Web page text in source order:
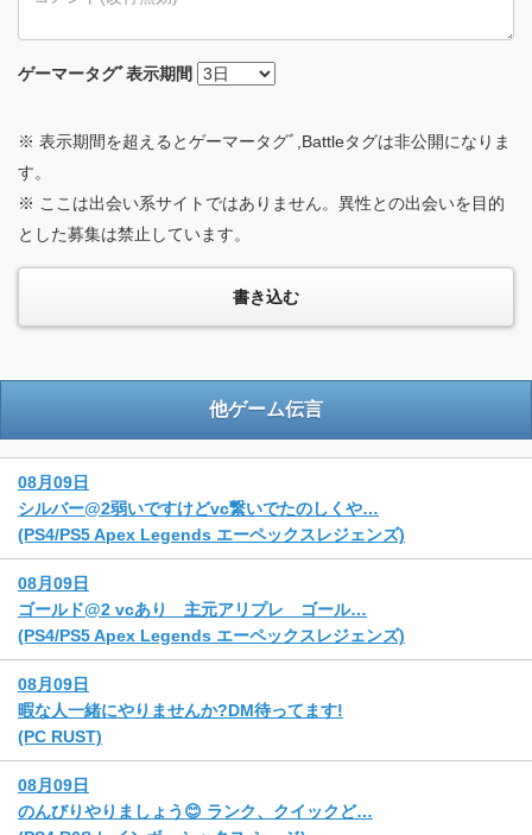
ゲーマータグﾞ表示期間
※ 表示期間を超えるとゲーマータグﾞ,Battleタグは非公開になりま
す。
※ ここは出会い系サイトではありません。異性との出会いを目的
とした募集は禁止しています。
他ゲーム伝言
08月09日
シルバー@2弱いですけどvc繋いでたのしくや…
(PS4/PS5 Apex Legends エーペックスレジェンズ)
08月09日
ゴールド@2 vcあり 主元アリプレ ゴール…
(PS4/PS5 Apex Legends エーペックスレジェンズ)
08月09日
暇な人一緒にやりませんか?DM待ってます!
(PC RUST)
08月09日
のんびりやりましょう😊 ランク、クイックど…